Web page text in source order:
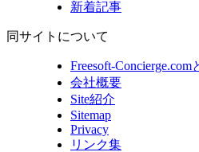
新着記事
同サイトについて
Freesoft-Concierge.com
会社概要
Site紹介
Sitemap
Privacy
リンク集